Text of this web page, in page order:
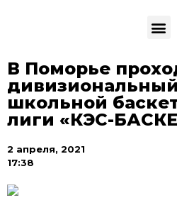
В Поморье
школьной
лиги «КЭС-
2 апреля, 2021
17:38